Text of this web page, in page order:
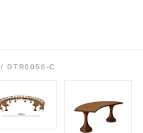
/ DTR0058-C